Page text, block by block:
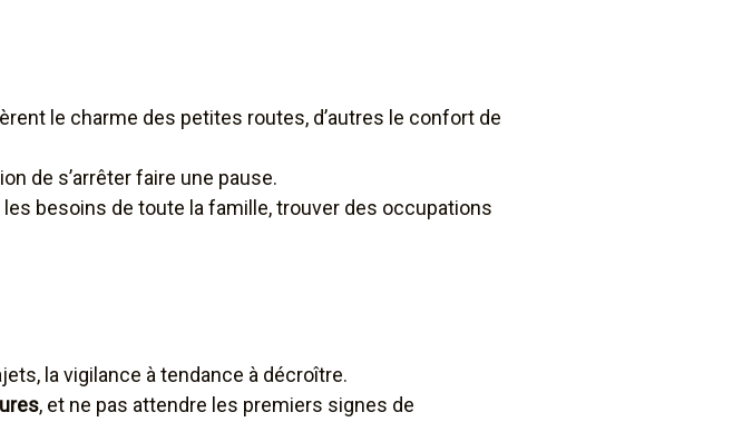
le charme des petites routes, d’autres le confort de
de s’arrêter faire une pause.
les besoins de toute la famille, trouver des occupations
la vigilance à tendance à décroître.
, et ne pas attendre les premiers signes de